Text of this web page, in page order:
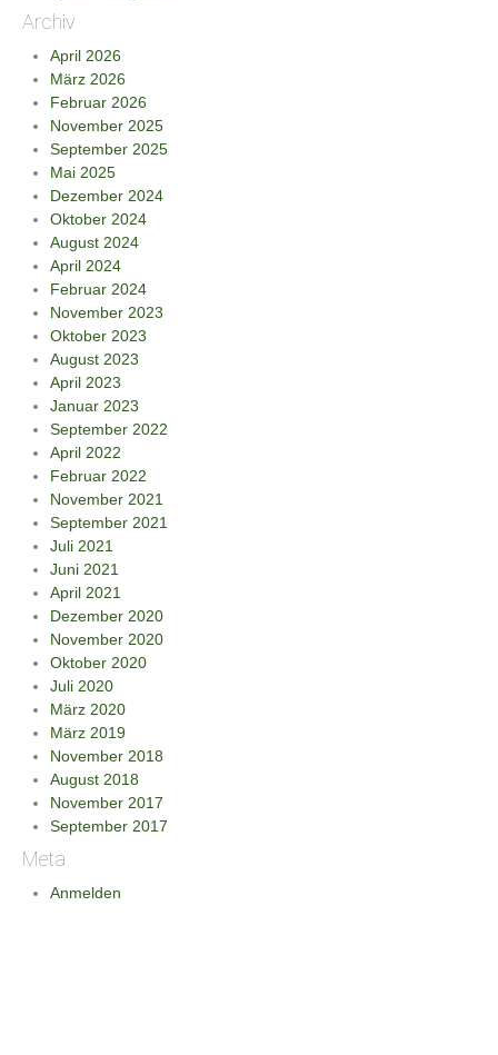
Archiv
April 2026
März 2026
Februar 2026
November 2025
September 2025
Mai 2025
Dezember 2024
Oktober 2024
August 2024
April 2024
Februar 2024
November 2023
Oktober 2023
August 2023
April 2023
Januar 2023
September 2022
April 2022
Februar 2022
November 2021
September 2021
Juli 2021
Juni 2021
April 2021
Dezember 2020
November 2020
Oktober 2020
Juli 2020
März 2020
März 2019
November 2018
August 2018
November 2017
September 2017
Meta
Anmelden